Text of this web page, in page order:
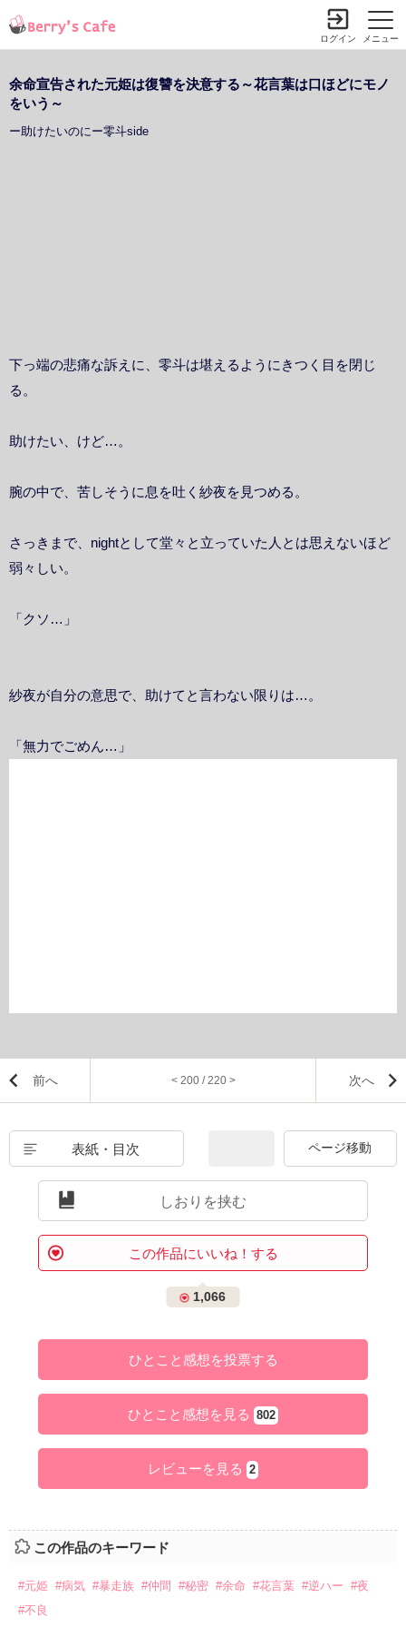
メニュー
ログイン
余命宣告された元姫は復讐を決意する～花言葉は口ほどにモノ
をいう～
ー助けたいのにー零斗side
下っ端の悲痛な訴えに、零斗は堪えるようにきつく目を閉じ
る。
助けたい、けど…。
腕の中で、苦しそうに息を吐く紗夜を見つめる。
さっきまで、nightとして堂々と立っていた人とは思えないほど
弱々しい。
「クソ…」
紗夜が自分の意思で、助けてと言わない限りは…。
「無力でごめん…」
前へ < 200 / 220 > 次へ
表紙・目次
しおりを挟む
この作品にいいね！する
1,066
ひとこと感想を投票する
ひとこと感想を見る 802
レビューを見る 2
この作品のキーワード
#元姫 #病気 #暴走族 #仲間 #秘密 #余命 #花言葉 #逆ハー #夜
#不良